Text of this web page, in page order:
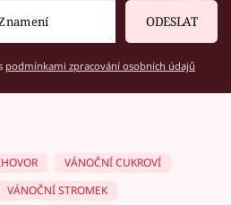
ODESLAT
podmínkami zpracování osobních údajů
VÁNOČNÍ CUKROVÍ
VÁNOČNÍ STROMEK